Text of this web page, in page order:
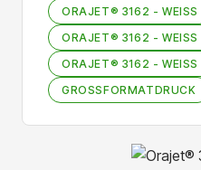
ORAJET® 3162 - WEISS
ORAJET® 3162 - WEISS
ORAJET® 3162 - WEISS
GROSSFORMATDRUCK
Bildergalerie überspringen